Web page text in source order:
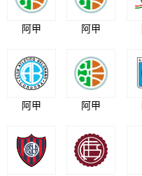
阿甲 阿甲
阿甲 阿甲